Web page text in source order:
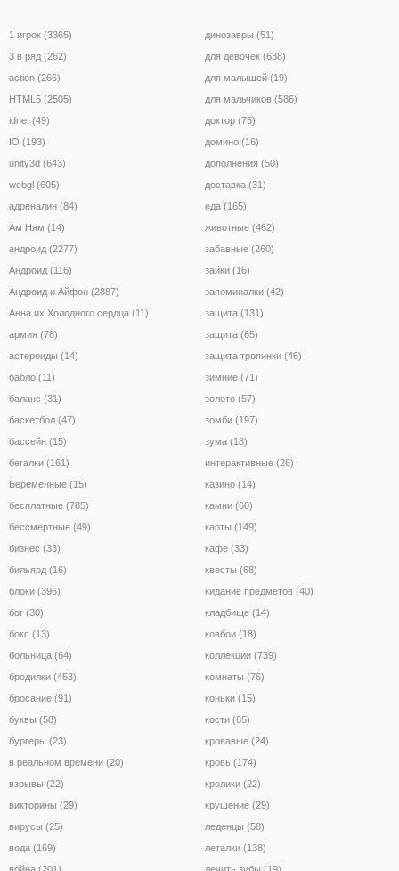
1 игрок (3365)
3 в ряд (262)
action (266)
HTML5 (2505)
idnet (49)
IO (193)
unity3d (643)
webgl (605)
адреналин (84)
Ам Ням (14)
андроид (2277)
Андроид (116)
Андроид и Айфон (2887)
Анна их Холодного сердца (11)
армия (78)
астероиды (14)
бабло (11)
баланс (31)
баскетбол (47)
бассейн (15)
бегалки (161)
Беременные (15)
бесплатные (785)
бессмертные (49)
бизнес (33)
бильярд (16)
блоки (396)
бог (30)
бокс (13)
больница (64)
бродилки (453)
бросание (91)
буквы (58)
бургеры (23)
в реальном времени (20)
взрывы (22)
викторины (29)
вирусы (25)
вода (169)
война (201)
динозавры (51)
для девочек (638)
для малышей (19)
для мальчиков (586)
доктор (75)
домино (16)
дополнения (50)
доставка (31)
еда (165)
животные (462)
забавные (260)
зайки (16)
запоминалки (42)
защита (131)
защита (65)
защита тропинки (46)
зимние (71)
золото (57)
зомби (197)
зума (18)
интерактивные (26)
казино (14)
камни (60)
карты (149)
кафе (33)
квесты (68)
кидание предметов (40)
кладбище (14)
ковбои (18)
коллекции (739)
комнаты (76)
коньки (15)
кости (65)
кровавые (24)
кровь (174)
кролики (22)
крушение (29)
леденцы (58)
леталки (138)
лечить зубы (19)